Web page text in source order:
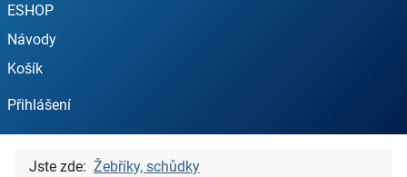
ESHOP
Návody
Košík
Přihlášení
Jste zde: Žebříky, schůdky